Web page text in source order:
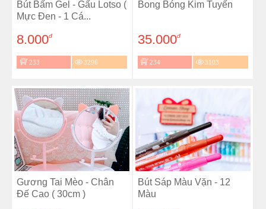
Bút Bấm Gel - Gấu Lotso (
Mực Đen - 1 Cá...
8.000đ
233 3296
Bong Bóng Kim Tuyến
35.000đ
234 3103
Gương Tai Mèo - Chân
Đế Cao ( 30cm )
Bút Sáp Màu Vặn - 12
Màu